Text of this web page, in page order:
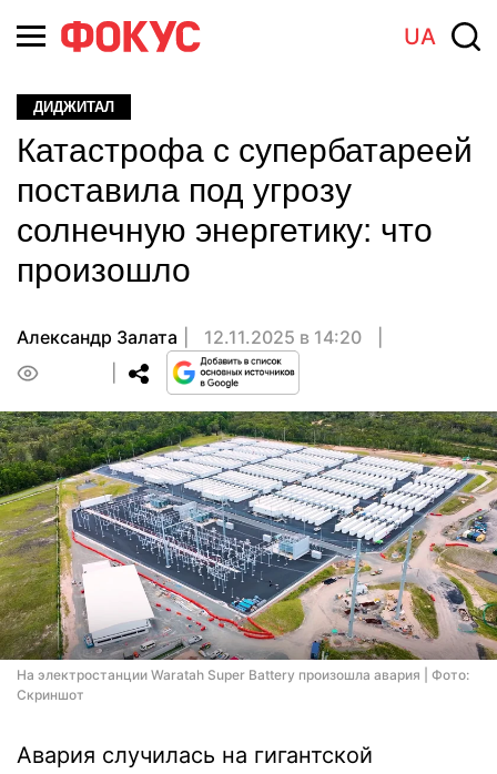
UA
ДИДЖИТАЛ
Катастрофа с супербатареей
поставила под угрозу
солнечную энергетику: что
произошло
Александр Залата
12.11.2025 в 14:20
На электростанции Waratah Super Battery произошла авария | Фото:
Скриншот
Авария случилась на гигантской